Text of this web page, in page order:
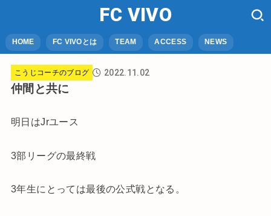
FC VIVO
HOME FC VIVOとは TEAM ACCESS NEWS
こうじコーチのブログ 2022.11.02
仲間と共に
明日はJrユース
3部リーグの最終戦
3年生にとっては最後の公式戦となる。